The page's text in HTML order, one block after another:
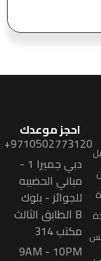
احجز موعدك
9710502773120+
دبي جميرا 1 -
مباني الحضيبه
للجوائز - بلوك
B الطابق الثالث
مكتب 314
9AM - 10PM